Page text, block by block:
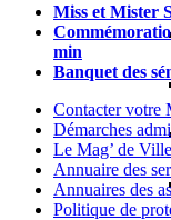
Miss et Mister
min
Banquet des
Contacter votre
Démarches
Le Mag’ de
Annuaire des
Annuaires des
Politique de